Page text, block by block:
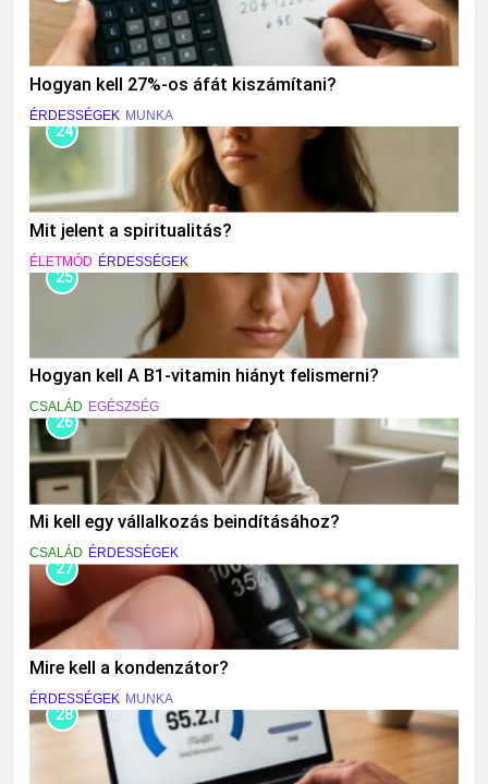
Hogyan kell 27%-os áfát kiszámítani?
ÉRDESSÉGEK MUNKA
24
Mit jelent a spiritualitás?
ÉLETMÓD ÉRDESSÉGEK
25
Hogyan kell A B1-vitamin hiányt felismerni?
CSALÁD EGÉSZSÉG
26
Mi kell egy vállalkozás beindításához?
CSALÁD ÉRDESSÉGEK
27
Mire kell a kondenzátor?
ÉRDESSÉGEK MUNKA
28